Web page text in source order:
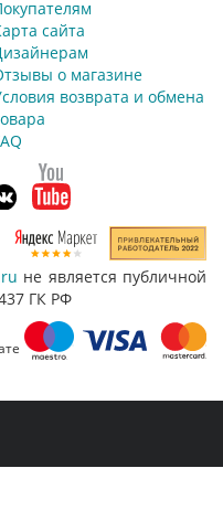
сайта
о магазине
возврата и обмена
не является публичной
ГК РФ